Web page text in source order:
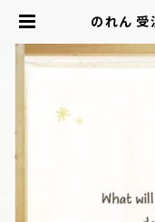
のれん 受
風 犬 / 家具
敷物 | ロ